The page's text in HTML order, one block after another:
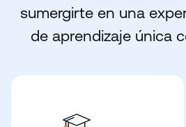
sumergirte en una
de aprendizaje única